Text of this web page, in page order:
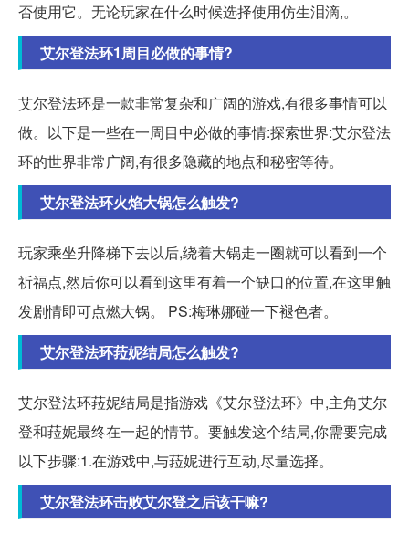
否使用它。无论玩家在什么时候选择使用仿生泪滴,。
艾尔登法环1周目必做的事情?
艾尔登法环是一款非常复杂和广阔的游戏,有很多事情可以
做。以下是一些在一周目中必做的事情:探索世界:艾尔登法
环的世界非常广阔,有很多隐藏的地点和秘密等待。
艾尔登法环火焰大锅怎么触发?
玩家乘坐升降梯下去以后,绕着大锅走一圈就可以看到一个
祈福点,然后你可以看到这里有着一个缺口的位置,在这里触
发剧情即可点燃大锅。 PS:梅琳娜碰一下褪色者。
艾尔登法环菈妮结局怎么触发?
艾尔登法环菈妮结局是指游戏《艾尔登法环》中,主角艾尔
登和菈妮最终在一起的情节。要触发这个结局,你需要完成
以下步骤:1.在游戏中,与菈妮进行互动,尽量选择。
艾尔登法环击败艾尔登之后该干嘛?